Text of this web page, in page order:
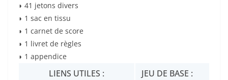
◗ 41 jetons divers
◗ 1 sac en tissu
◗ 1 carnet de score
◗ 1 livret de règles
◗ 1 appendice
LIENS UTILES :
JEU DE BASE :